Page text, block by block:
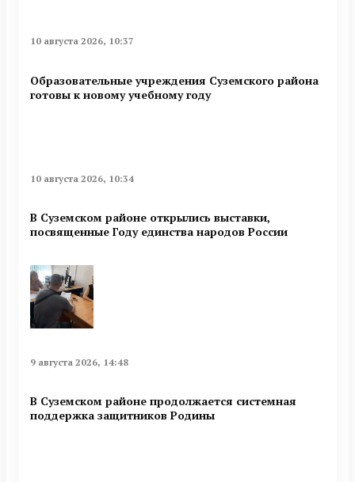
10 августа 2026, 10:37
Образовательные учреждения Суземского района
готовы к новому учебному году
10 августа 2026, 10:34
В Суземском районе открылись выставки,
посвященные Году единства народов России
9 августа 2026, 14:48
В Суземском районе продолжается системная
поддержка защитников Родины